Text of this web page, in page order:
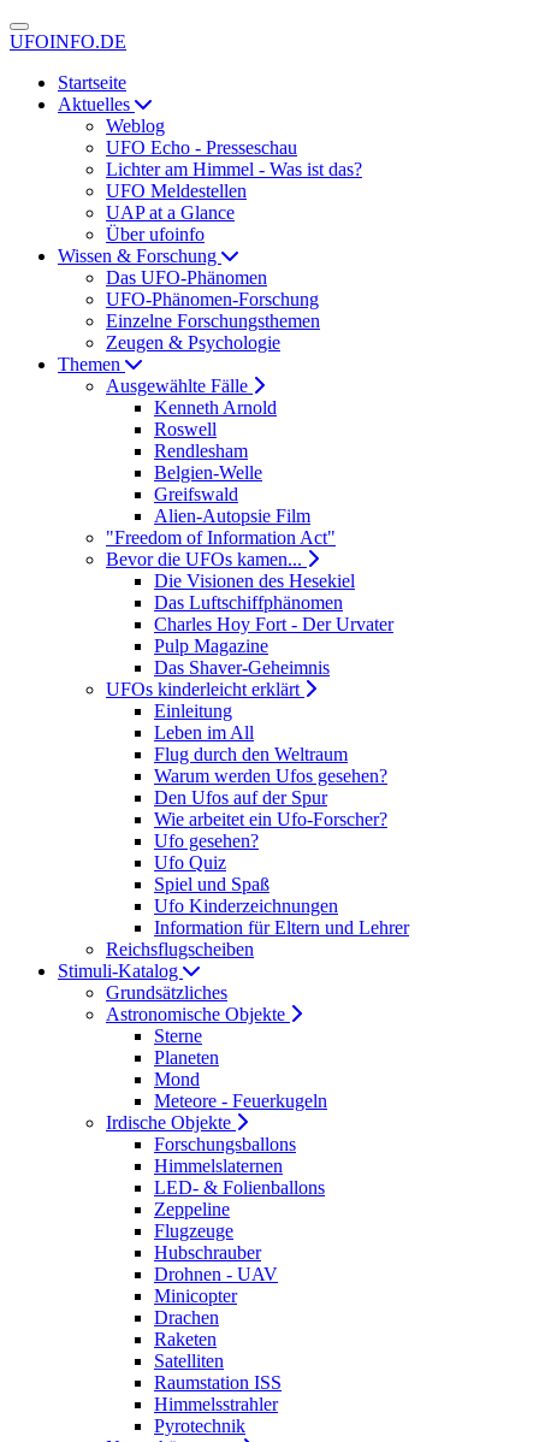
UFOINFO.DE
Startseite
Aktuelles
Weblog
UFO Echo - Presseschau
Lichter am Himmel - Was ist das?
UFO Meldestellen
UAP at a Glance
Über ufoinfo
Wissen & Forschung
Das UFO-Phänomen
UFO-Phänomen-Forschung
Einzelne Forschungsthemen
Zeugen & Psychologie
Themen
Ausgewählte Fälle
Kenneth Arnold
Roswell
Rendlesham
Belgien-Welle
Greifswald
Alien-Autopsie Film
"Freedom of Information Act"
Bevor die UFOs kamen...
Die Visionen des Hesekiel
Das Luftschiffphänomen
Charles Hoy Fort - Der Urvater
Pulp Magazine
Das Shaver-Geheimnis
UFOs kinderleicht erklärt
Einleitung
Leben im All
Flug durch den Weltraum
Warum werden Ufos gesehen?
Den Ufos auf der Spur
Wie arbeitet ein Ufo-Forscher?
Ufo gesehen?
Ufo Quiz
Spiel und Spaß
Ufo Kinderzeichnungen
Information für Eltern und Lehrer
Reichsflugscheiben
Stimuli-Katalog
Grundsätzliches
Astronomische Objekte
Sterne
Planeten
Mond
Meteore - Feuerkugeln
Irdische Objekte
Forschungsballons
Himmelslaternen
LED- & Folienballons
Zeppeline
Flugzeuge
Hubschrauber
Drohnen - UAV
Minicopter
Drachen
Raketen
Satelliten
Raumstation ISS
Himmelsstrahler
Pyrotechnik